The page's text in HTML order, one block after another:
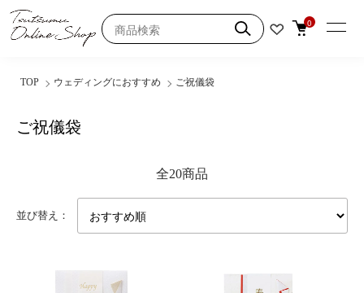
0
TOP ウェディングにおすすめ ご祝儀袋
ご祝儀袋
全20商品
並び替え：